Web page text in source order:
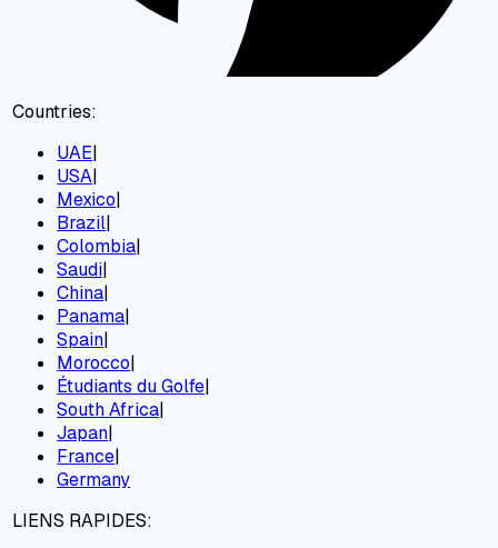
Countries:
UAE|
USA|
Mexico|
Brazil|
Colombia|
Saudi|
China|
Panama|
Spain|
Morocco|
Étudiants du Golfe|
South Africa|
Japan|
France|
Germany
LIENS RAPIDES: